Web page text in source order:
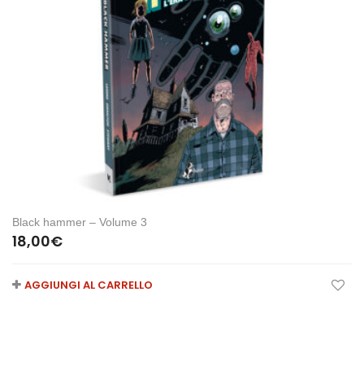
Black hammer – Volume 3
18,00€
AGGIUNGI AL CARRELLO